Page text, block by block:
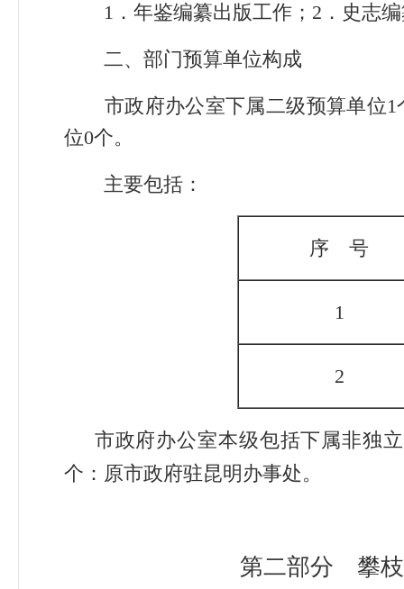
1．年鉴编纂出版工作；2．史志
二、部门预算单位构成
市政府办公室下属二级预算单位1
位0个。
主要包括：
序 号
1
2
市政府办公室本级包括下属非独
个：原市政府驻昆明办事处。
第二部分 攀枝